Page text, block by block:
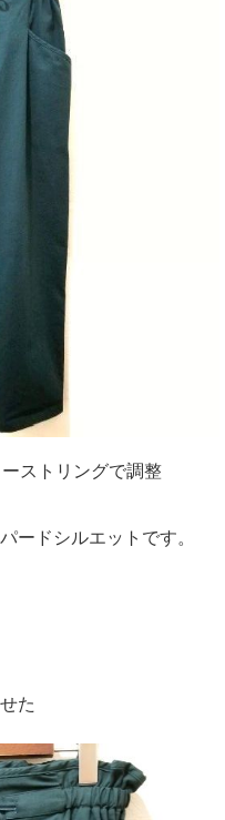
ストリングで調整
ードシルエットです。
た